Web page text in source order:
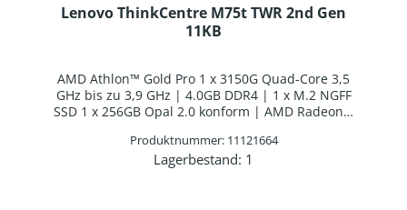
Lenovo ThinkCentre M75t TWR 2nd Gen
11KB
AMD Athlon™ Gold Pro 1 x 3150G Quad-Core 3,5
GHz bis zu 3,9 GHz | 4.0GB DDR4 | 1 x M.2 NGFF
SSD 1 x 256GB Opal 2.0 konform | AMD Radeon™
Produktnummer: 11121664
Lagerbestand: 1
Produkt Anzahl: Gib den